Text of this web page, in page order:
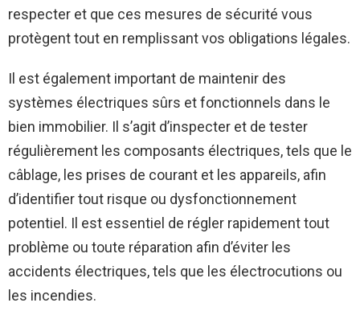
respecter et que ces mesures de sécurité vous
protègent tout en remplissant vos obligations légales.
Il est également important de maintenir des
systèmes électriques sûrs et fonctionnels dans le
bien immobilier. Il s’agit d’inspecter et de tester
régulièrement les composants électriques, tels que le
câblage, les prises de courant et les appareils, afin
d’identifier tout risque ou dysfonctionnement
potentiel. Il est essentiel de régler rapidement tout
problème ou toute réparation afin d’éviter les
accidents électriques, tels que les électrocutions ou
les incendies.